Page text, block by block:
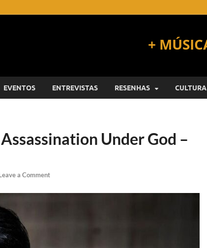
EVENTOS ENTREVISTAS RESENHAS CULTURA
Under God –
a Comment